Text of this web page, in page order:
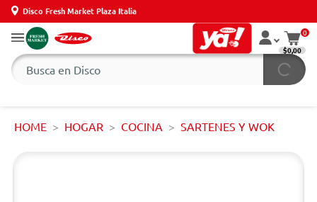
Disco Fresh Market Plaza Italia
0
$0,00
HOME HOGAR COCINA SARTENES Y WOK